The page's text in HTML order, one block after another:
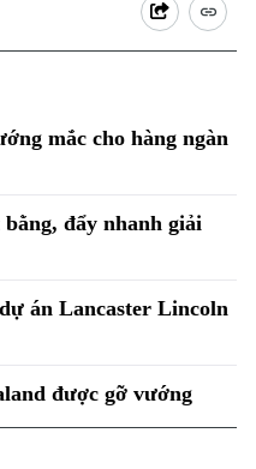
mắc cho hàng ngàn
đẩy nhanh giải
án Lancaster Lincoln
được gỡ vướng